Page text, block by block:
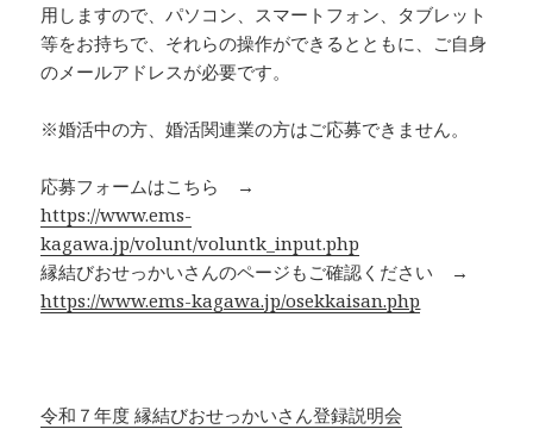
用しますので、パソコン、スマートフォン、タブレット
等をお持ちで、それらの操作ができるとともに、ご自身
のメールアドレスが必要です。
※婚活中の方、婚活関連業の方はご応募できません。
応募フォームはこちら →
https://www.ems-
kagawa.jp/volunt/voluntk_input.php
縁結びおせっかいさんのページもご確認ください →
https://www.ems-kagawa.jp/osekkaisan.php
令和７年度 縁結びおせっかいさん登録説明会